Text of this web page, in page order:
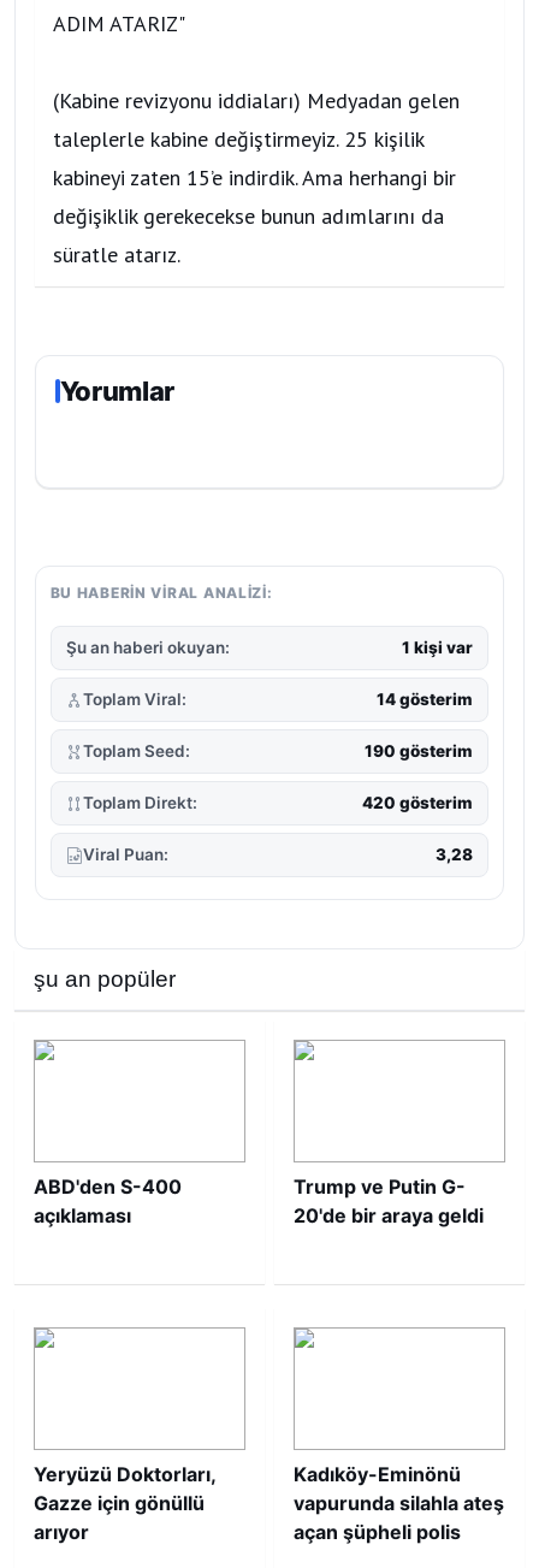
ADIM ATARIZ"
(Kabine revizyonu iddiaları) Medyadan gelen
taleplerle kabine değiştirmeyiz. 25 kişilik
kabineyi zaten 15’e indirdik. Ama herhangi bir
değişiklik gerekecekse bunun adımlarını da
süratle atarız.
Yorumlar
BU HABERIN VIRAL ANALIZI:
Şu an haberi okuyan: 1 kişi var
Toplam Viral: 14 gösterim
Toplam Seed: 190 gösterim
Toplam Direkt: 420 gösterim
Viral Puan: 3,28
şu an popüler
ABD'den S-400
açıklaması
Trump ve Putin G-
20'de bir araya geldi
Yeryüzü Doktorları,
Gazze için gönüllü
arıyor
Kadıköy-Eminönü
vapurunda silahla ateş
açan şüpheli polis